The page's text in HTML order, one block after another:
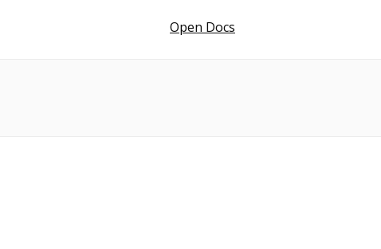
Open Docs